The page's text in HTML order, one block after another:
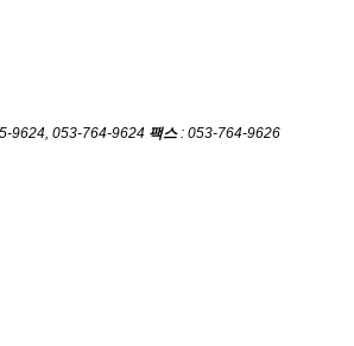
9624, 053-764-9624 팩스: 053-764-9626